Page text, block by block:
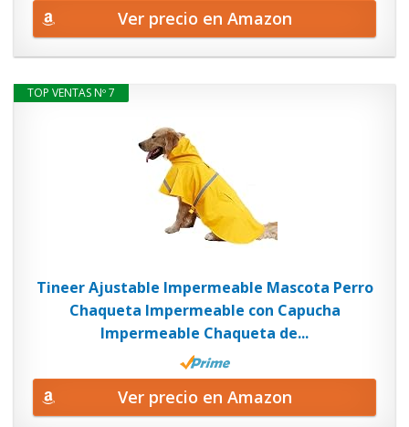
Ver precio en Amazon
TOP VENTAS Nº 7
Tineer Ajustable Impermeable Mascota Perro
Chaqueta Impermeable con Capucha
Impermeable Chaqueta de...
Ver precio en Amazon